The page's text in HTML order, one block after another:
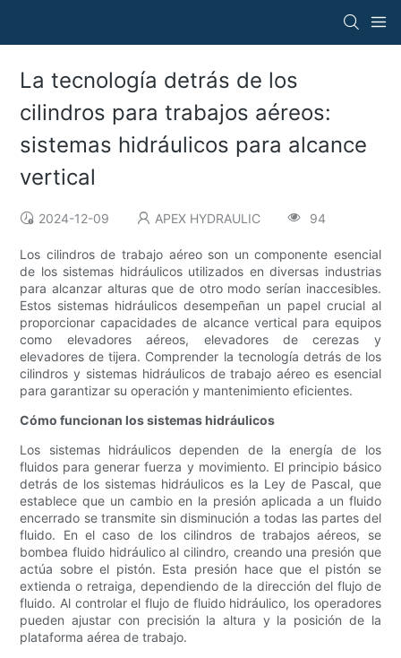
La tecnología detrás de los
cilindros para trabajos aéreos:
sistemas hidráulicos para alcance
vertical
2024-12-09 APEX HYDRAULIC 94
Los cilindros de trabajo aéreo son un componente esencial
de los sistemas hidráulicos utilizados en diversas industrias
para alcanzar alturas que de otro modo serían inaccesibles.
Estos sistemas hidráulicos desempeñan un papel crucial al
proporcionar capacidades de alcance vertical para equipos
como elevadores aéreos, elevadores de cerezas y
elevadores de tijera. Comprender la tecnología detrás de los
cilindros y sistemas hidráulicos de trabajo aéreo es esencial
para garantizar su operación y mantenimiento eficientes.
Cómo funcionan los sistemas hidráulicos
Los sistemas hidráulicos dependen de la energía de los
fluidos para generar fuerza y ​​movimiento. El principio básico
detrás de los sistemas hidráulicos es la Ley de Pascal, que
establece que un cambio en la presión aplicada a un fluido
encerrado se transmite sin disminución a todas las partes del
fluido. En el caso de los cilindros de trabajos aéreos, se
bombea fluido hidráulico al cilindro, creando una presión que
actúa sobre el pistón. Esta presión hace que el pistón se
extienda o retraiga, dependiendo de la dirección del flujo de
fluido. Al controlar el flujo de fluido hidráulico, los operadores
pueden ajustar con precisión la altura y la posición de la
plataforma aérea de trabajo.